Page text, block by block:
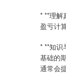
* **理解
盈亏计
* **知识
基础的
通常会